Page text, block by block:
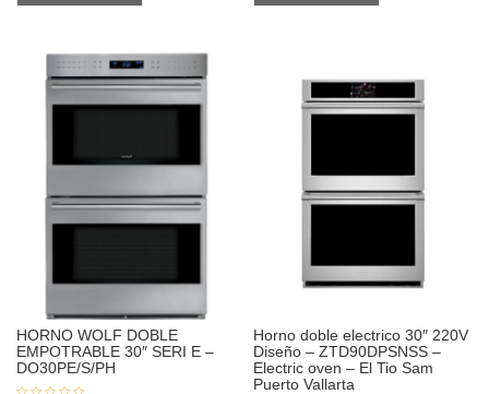
HORNO WOLF DOBLE
EMPOTRABLE 30″ SERI E –
DO30PE/S/PH
Horno doble electrico 30″ 220V
Diseño – ZTD90DPSNSS –
Electric oven – El Tio Sam
Puerto Vallarta